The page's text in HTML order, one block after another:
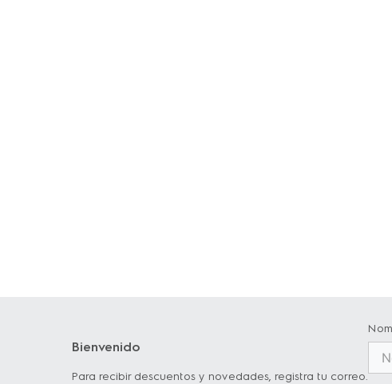
Bienvenido
Para recibir descuentos y novedades, registra tu correo.